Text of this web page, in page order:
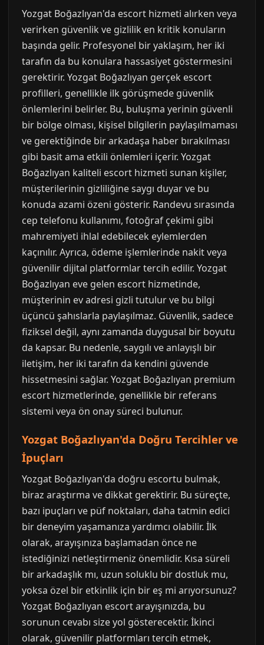
Yozgat Boğazlıyan'da escort hizmeti alırken veya
verirken güvenlik ve gizlilik en kritik konuların
başında gelir. Profesyonel bir yaklaşım, her iki
tarafın da bu konulara hassasiyet göstermesini
gerektirir. Yozgat Boğazlıyan gerçek escort
profilleri, genellikle ilk görüşmede güvenlik
önlemlerini belirler. Bu, buluşma yerinin güvenli
bir bölge olması, kişisel bilgilerin paylaşılmaması
ve gerektiğinde bir arkadaşa haber bırakılması
gibi basit ama etkili önlemleri içerir. Yozgat
Boğazlıyan kaliteli escort hizmeti sunan kişiler,
müşterilerinin gizliliğine saygı duyar ve bu
konuda azami özeni gösterir. Randevu sırasında
cep telefonu kullanımı, fotoğraf çekimi gibi
mahremiyeti ihlal edebilecek eylemlerden
kaçınılır. Ayrıca, ödeme işlemlerinde nakit veya
güvenilir dijital platformlar tercih edilir. Yozgat
Boğazlıyan eve gelen escort hizmetinde,
müşterinin ev adresi gizli tutulur ve bu bilgi
üçüncü şahıslarla paylaşılmaz. Güvenlik, sadece
fiziksel değil, aynı zamanda duygusal bir boyutu
da kapsar. Bu nedenle, saygılı ve anlayışlı bir
iletişim, her iki tarafın da kendini güvende
hissetmesini sağlar. Yozgat Boğazlıyan premium
escort hizmetlerinde, genellikle bir referans
sistemi veya ön onay süreci bulunur.
Yozgat Boğazlıyan'da Doğru Tercihler ve
İpuçları
Yozgat Boğazlıyan'da doğru escortu bulmak,
biraz araştırma ve dikkat gerektirir. Bu süreçte,
bazı ipuçları ve püf noktaları, daha tatmin edici
bir deneyim yaşamanıza yardımcı olabilir. İlk
olarak, arayışınıza başlamadan önce ne
istediğinizi netleştirmeniz önemlidir. Kısa süreli
bir arkadaşlık mı, uzun soluklu bir dostluk mu,
yoksa özel bir etkinlik için bir eş mi arıyorsunuz?
Yozgat Boğazlıyan escort arayışınızda, bu
sorunun cevabı size yol gösterecektir. İkinci
olarak, güvenilir platformları tercih etmek,